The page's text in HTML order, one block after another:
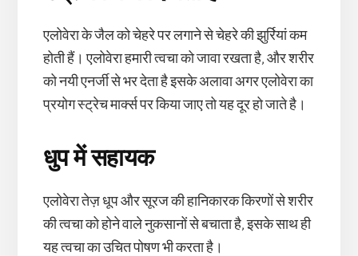
एलोवेरा के जैल को चेहरे पर लगाने से चेहरे की झुर्रियां कम
होती हैं। एलोवेरा हमारी त्वचा को जावा रखता है, और शरीर
को नयी एनर्जी से भर देता है इसके अलावा अगर एलोवेरा का
प्रयोग स्ट्रेच मार्क्स पर किया जाए तो यह दूर हो जाते है।
धुप में सहायक
एलोवेरा तेज़ धूप और सूरज की हानिकारक किरणों से शरीर
की त्वचा को होने वाले नुकसानों से बचाता है, इसके साथ ही
यह त्वचा का उचित पोषण भी करता है।